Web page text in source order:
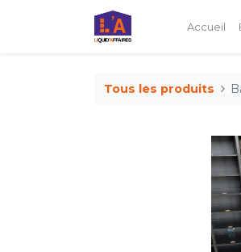
Accueil
Tous les produits